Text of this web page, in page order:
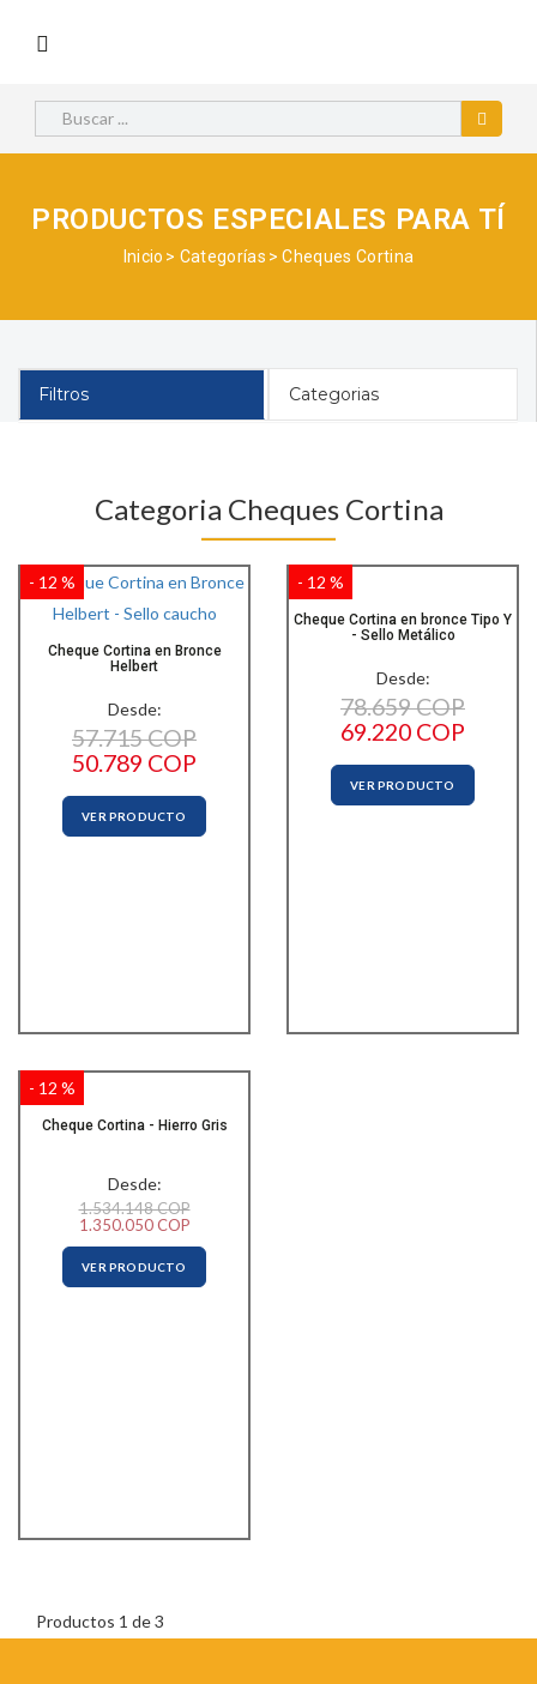
PRODUCTOS ESPECIALES PARA TÍ
Inicio Categorías Cheques Cortina
Filtros Categorias
Categoria Cheques Cortina
Cheque Cortina en Bronce
Helbert
- 12 %
Desde:
57.715 COP
50.789 COP
VER PRODUCTO
Cheque Cortina en bronce Tipo Y
- Sello Metálico
- 12 %
Desde:
78.659 COP
69.220 COP
VER PRODUCTO
Cheque Cortina - Hierro Gris
- 12 %
Desde:
1.534.148 COP
1.350.050 COP
VER PRODUCTO
Productos 1 de 3